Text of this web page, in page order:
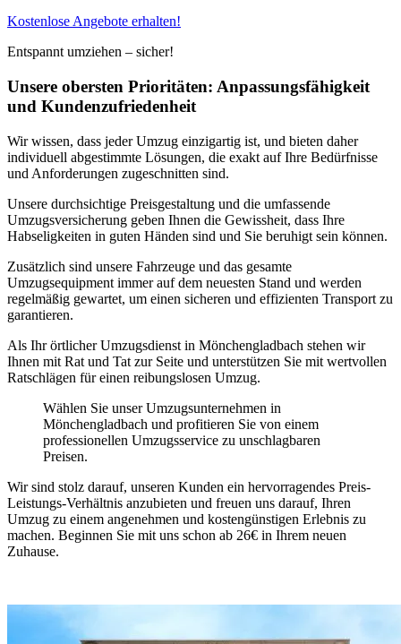
Kostenlose Angebote erhalten!
Entspannt umziehen – sicher!
Unsere obersten Prioritäten: Anpassungsfähigkeit
und Kundenzufriedenheit
Wir wissen, dass jeder Umzug einzigartig ist, und bieten daher
individuell abgestimmte Lösungen, die exakt auf Ihre Bedürfnisse
und Anforderungen zugeschnitten sind.
Unsere durchsichtige Preisgestaltung und die umfassende
Umzugsversicherung geben Ihnen die Gewissheit, dass Ihre
Habseligkeiten in guten Händen sind und Sie beruhigt sein können.
Zusätzlich sind unsere Fahrzeuge und das gesamte
Umzugsequipment immer auf dem neuesten Stand und werden
regelmäßig gewartet, um einen sicheren und effizienten Transport zu
garantieren.
Als Ihr örtlicher Umzugsdienst in Mönchengladbach stehen wir
Ihnen mit Rat und Tat zur Seite und unterstützen Sie mit wertvollen
Ratschlägen für einen reibungslosen Umzug.
Wählen Sie unser Umzugsunternehmen in
Mönchengladbach und profitieren Sie von einem
professionellen Umzugsservice zu unschlagbaren
Preisen.
Wir sind stolz darauf, unseren Kunden ein hervorragendes Preis-
Leistungs-Verhältnis anzubieten und freuen uns darauf, Ihren
Umzug zu einem angenehmen und kostengünstigen Erlebnis zu
machen. Beginnen Sie mit uns schon ab 26€ in Ihrem neuen
Zuhause.